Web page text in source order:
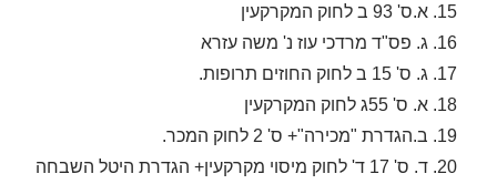
א.ס' 93 ב לחוק המקרקעין
ג. פס"ד מרדכי עוז נ' משה עזרא
ג. ס' 15 ב לחוק החוזים תרופות.
א. ס' 55ג לחוק המקרקעין
ב.הגדרת "מכירה"+ ס' 2 לחוק המכר.
ד. ס' 17 ד' לחוק מיסוי מקרקעין+ הגדרת היטל השבחה